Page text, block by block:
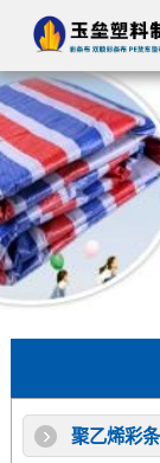
聚乙烯彩